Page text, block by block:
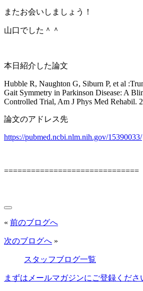
またお会いしましょう！
山口でした＾＾
本日紹介した論文
Hubble R, Naughton G, Siburn P, et al
Gait Symmetry in Parkinson Disease: A
Controlled Trial, Am J Phys Med Rehabil.
論文のアドレス先
https://pubmed.ncbi.nlm.nih.gov/15390033/
==============================
« 前のブログへ
次のブログへ »
スタッフブログ一覧
まずはメールマガジンにご登録くださ